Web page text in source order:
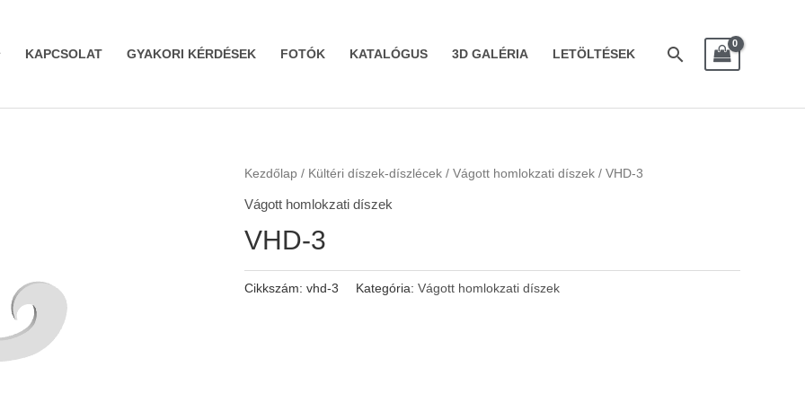
KAPCSOLAT GYAKORI KÉRDÉSEK FOTÓK KATALÓGUS 3D GALÉRIA LETÖLTÉSEK Search
Kezdőlap / Kültéri díszek-díszlécek / Vágott homlokzati díszek / VHD-3
Vágott homlokzati díszek
VHD-3
Cikkszám: vhd-3 Kategória: Vágott homlokzati díszek